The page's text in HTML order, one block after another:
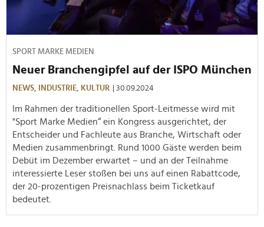
SPORT MARKE MEDIEN
Neuer Branchengipfel auf der ISPO München
NEWS, INDUSTRIE, KULTUR | 30.09.2024
Im Rahmen der traditionellen Sport-Leitmesse wird mit
"Sport Marke Medien“ ein Kongress ausgerichtet, der
Entscheider und Fachleute aus Branche, Wirtschaft oder
Medien zusammenbringt. Rund 1000 Gäste werden beim
Debüt im Dezember erwartet – und an der Teilnahme
interessierte Leser stoßen bei uns auf einen Rabattcode,
der 20-prozentigen Preisnachlass beim Ticketkauf
bedeutet.